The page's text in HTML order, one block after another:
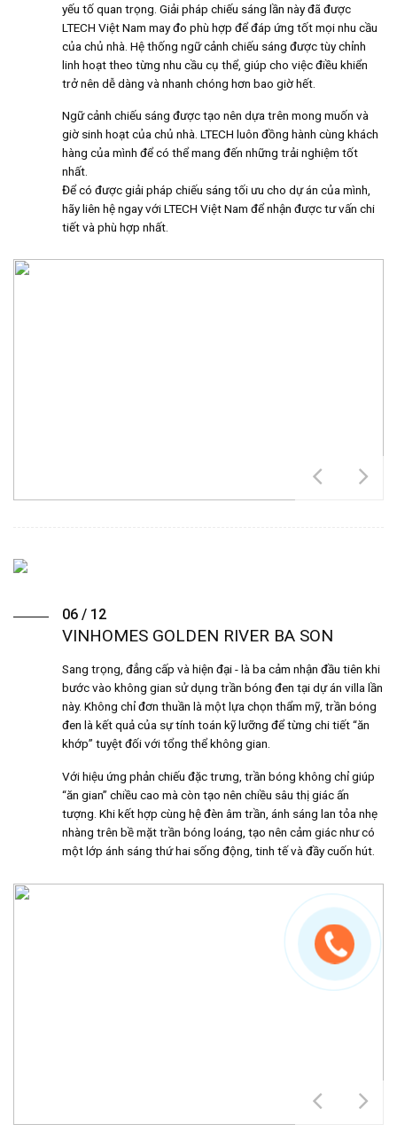
yếu tố quan trọng. Giải pháp chiếu sáng lần này đã được
LTECH Việt Nam may đo phù hợp để đáp ứng tốt mọi nhu cầu
của chủ nhà. Hệ thống ngữ cảnh chiếu sáng được tùy chỉnh
linh hoạt theo từng nhu cầu cụ thể, giúp cho việc điều khiển
trở nên dễ dàng và nhanh chóng hơn bao giờ hết.
Ngữ cảnh chiếu sáng được tạo nên dựa trên mong muốn và
giờ sinh hoạt của chủ nhà. LTECH luôn đồng hành cùng khách
hàng của mình để có thể mang đến những trải nghiệm tốt
nhất.
Để có được giải pháp chiếu sáng tối ưu cho dự án của mình,
hãy liên hệ ngay với LTECH Việt Nam để nhận được tư vấn chi
tiết và phù hợp nhất.
06 / 12
VINHOMES GOLDEN RIVER BA SON
Sang trọng, đẳng cấp và hiện đại - là ba cảm nhận đầu tiên khi
bước vào không gian sử dụng trần bóng đen tại dự án villa lần
này. Không chỉ đơn thuần là một lựa chọn thẩm mỹ, trần bóng
đen là kết quả của sự tính toán kỹ lưỡng để từng chi tiết “ăn
khớp” tuyệt đối với tổng thể không gian.
Với hiệu ứng phản chiếu đặc trưng, trần bóng không chỉ giúp
“ăn gian” chiều cao mà còn tạo nên chiều sâu thị giác ấn
tượng. Khi kết hợp cùng hệ đèn âm trần, ánh sáng lan tỏa nhẹ
nhàng trên bề mặt trần bóng loáng, tạo nên cảm giác như có
một lớp ánh sáng thứ hai sống động, tinh tế và đầy cuốn hút.